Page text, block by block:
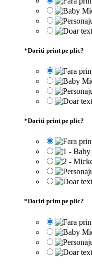
*Doriti print pe plic?
*Doriti print pe plic?
*Doriti print pe plic?